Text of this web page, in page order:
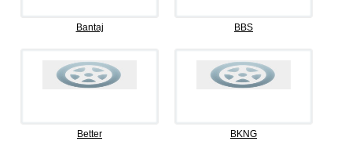
Bantaj BBS
Better BKNG